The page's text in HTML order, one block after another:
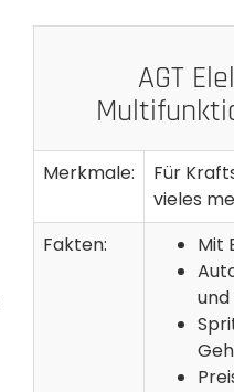
AGT
Merkmale:
Für
vieles
Fakten:
Mit